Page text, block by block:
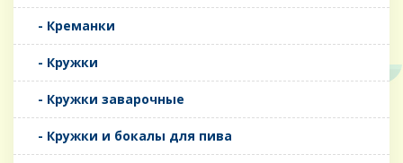
- Креманки
- Кружки
- Кружки заварочные
- Кружки и бокалы для пива